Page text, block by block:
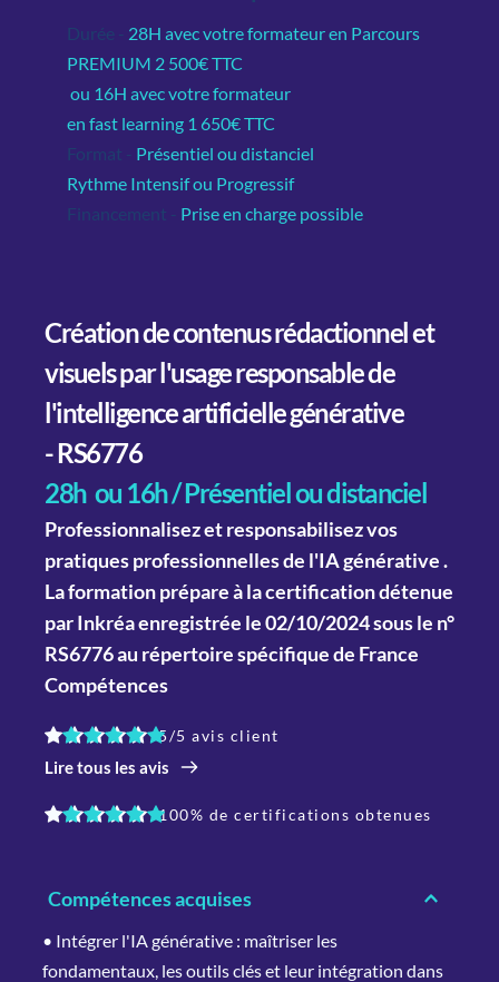
Création de contenus rédactionnel et
visuels par l'usage responsable de
l'intelligence artificielle générative
- RS6776
28h  ou 16h / Présentiel ou distanciel
Professionnalisez et responsabilisez vos
pratiques professionnelles de l'IA générative .
La formation prépare à la certification détenue
par Inkréa enregistrée le 02/10/2024 sous le n°
RS6776 au répertoire spécifique de France
Compétences
5/5 avis client
Lire tous les avis
100% de certifications obtenues
Compétences acquises
• Intégrer l'IA générative : maîtriser les
fondamentaux, les outils clés et leur intégration dans
Durée - 28H avec votre formateur en Parcours
PREMIUM 2 500€ TTC
ou 16H avec votre formateur
en fast learning 1 650€ TTC
Format - Présentiel ou distanciel
Rythme Intensif ou Progressif
Financement - Prise en charge possible